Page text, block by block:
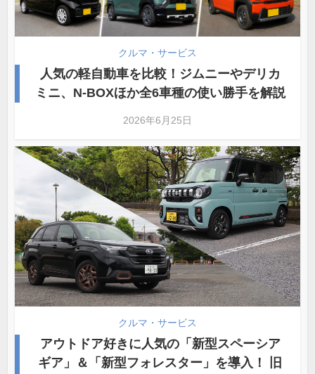
クルマ・サービス
人気の軽自動車を比較！ジムニーやデリカ
ミニ、N-BOXほか全6車種の使い勝手を解説
2026年6月25日
クルマ・サービス
アウトドア好きに人気の「新型スペーシア
ギア」＆「新型フォレスター」を導入！ 旧